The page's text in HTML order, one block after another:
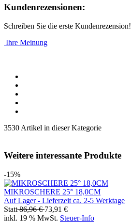
Kundenrezensionen:
Schreiben Sie die erste Kundenrezension!
Ihre Meinung
3530 Artikel in dieser Kategorie
Weitere interessante Produkte
-15%
MIKROSCHERE 25° 18,0CM
Auf Lager - Lieferzeit ca. 2-5 Werktage
Statt86,96 €73,91 €
inkl. 19 % MwSt. Steuer-Info